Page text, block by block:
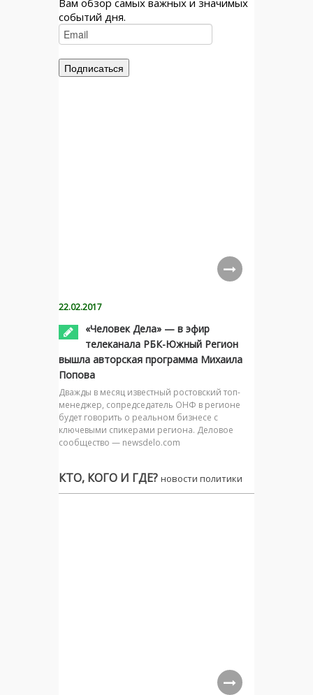
Вам обзор самых важных и значимых
событий дня.
22.02.2017
«Человек Дела» — в эфир
телеканала РБК-Южный Регион
вышла авторская программа Михаила
Попова
Дважды в месяц известный ростовский топ-
менеджер, сопредседатель ОНФ в регионе
будет говорить о реальном бизнесе с
ключевыми спикерами региона. Деловое
сообщество — newsdelo.com
КТО, КОГО И ГДЕ? новости политики